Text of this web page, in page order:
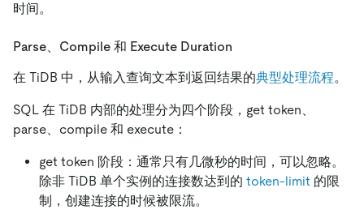
时间。
Parse、Compile 和 Execute Duration
在 TiDB 中，从输入查询文本到返回结果的典型处理流程。
SQL 在 TiDB 内部的处理分为四个阶段，get token、
parse、compile 和 execute：
get token 阶段：通常只有几微秒的时间，可以忽略。
除非 TiDB 单个实例的连接数达到的 token-limit 的限
制，创建连接的时候被限流。